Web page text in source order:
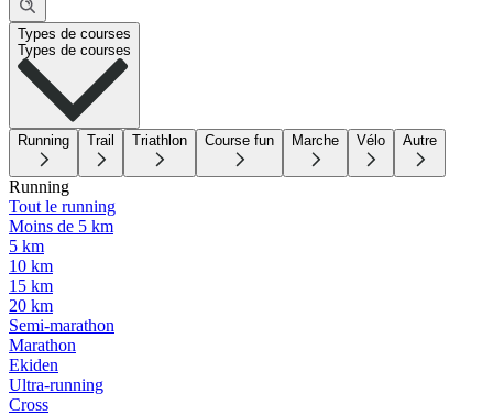
Types de courses
Types de courses
Running Trail Triathlon Course fun Marche Vélo Autre
Running
Tout le running
Moins de 5 km
5 km
10 km
15 km
20 km
Semi-marathon
Marathon
Ekiden
Ultra-running
Cross